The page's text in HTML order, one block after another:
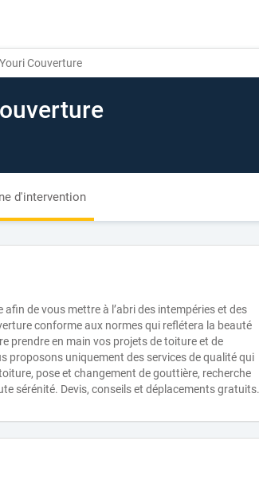
Couverture
d'intervention
de vous mettre à l’abri des intempéries et des
conforme aux normes qui reflétera la beauté
prendre en main vos projets de toiture et de
proposons uniquement des services de qualité qui
pose et changement de gouttière, recherche
sérénité. Devis, conseils et déplacements gratuits.